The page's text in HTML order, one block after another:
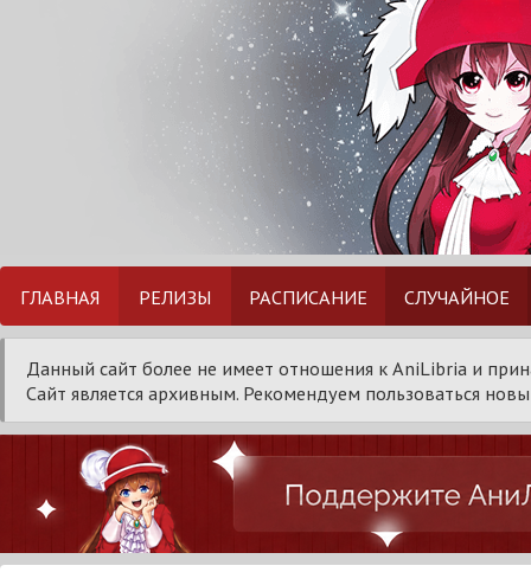
ГЛАВНАЯ РЕЛИЗЫ РАСПИСАНИЕ СЛУЧАЙНОЕ
Данный сайт более не имеет отношения к AniLibria и
Сайт является архивным. Рекомендуем пользоваться